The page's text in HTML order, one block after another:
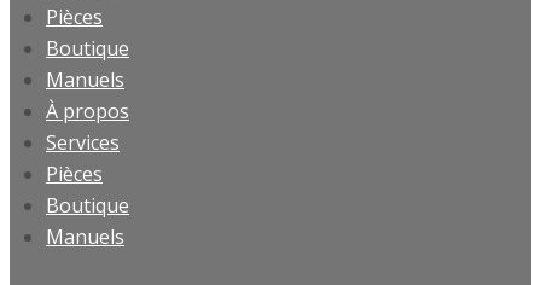
Pièces
Boutique
Manuels
À propos
Services
Pièces
Boutique
Manuels